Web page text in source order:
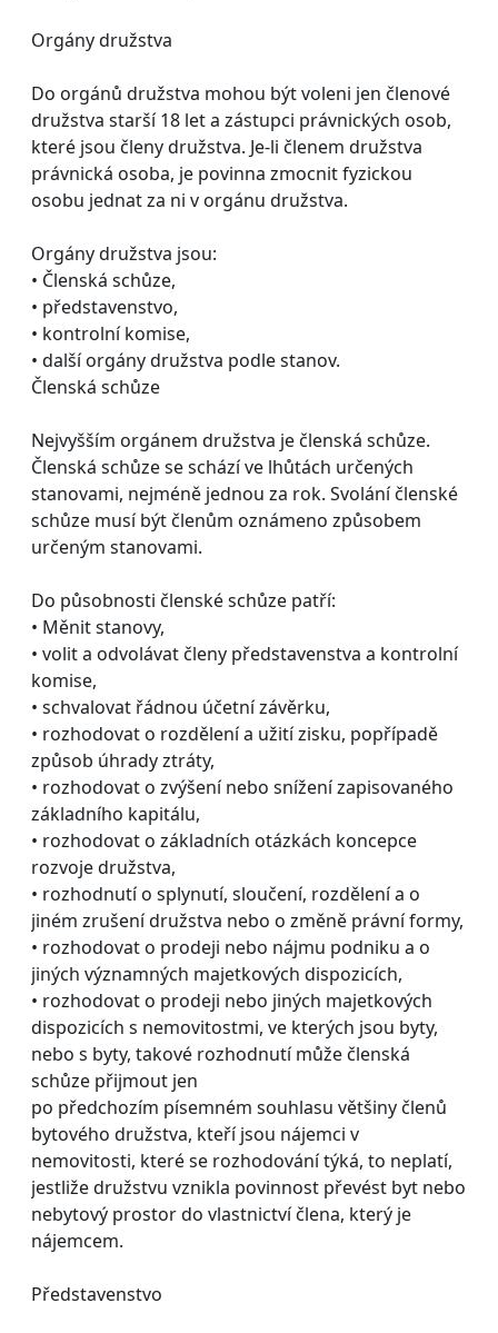
Orgány družstva
Do orgánů družstva mohou být voleni jen členové
družstva starší 18 let a zástupci právnických osob,
které jsou členy družstva. Je-li členem družstva
právnická osoba, je povinna zmocnit fyzickou
osobu jednat za ni v orgánu družstva.
Orgány družstva jsou:
• Členská schůze,
• představenstvo,
• kontrolní komise,
• další orgány družstva podle stanov.
Členská schůze
Nejvyšším orgánem družstva je členská schůze.
Členská schůze se schází ve lhůtách určených
stanovami, nejméně jednou za rok. Svolání členské
schůze musí být členům oznámeno způsobem
určeným stanovami.
Do působnosti členské schůze patří:
• Měnit stanovy,
• volit a odvolávat členy představenstva a kontrolní
komise,
• schvalovat řádnou účetní závěrku,
• rozhodovat o rozdělení a užití zisku, popřípadě
způsob úhrady ztráty,
• rozhodovat o zvýšení nebo snížení zapisovaného
základního kapitálu,
• rozhodovat o základních otázkách koncepce
rozvoje družstva,
• rozhodnutí o splynutí, sloučení, rozdělení a o
jiném zrušení družstva nebo o změně právní formy,
• rozhodovat o prodeji nebo nájmu podniku a o
jiných významných majetkových dispozicích,
• rozhodovat o prodeji nebo jiných majetkových
dispozicích s nemovitostmi, ve kterých jsou byty,
nebo s byty, takové rozhodnutí může členská
schůze přijmout jen
po předchozím písemném souhlasu většiny členů
bytového družstva, kteří jsou nájemci v
nemovitosti, které se rozhodování týká, to neplatí,
jestliže družstvu vznikla povinnost převést byt nebo
nebytový prostor do vlastnictví člena, který je
nájemcem.
Představenstvo